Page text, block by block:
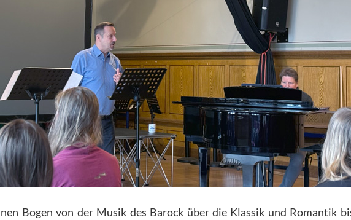
Bogen von der Musik des Barock über die Klassik und Romantik